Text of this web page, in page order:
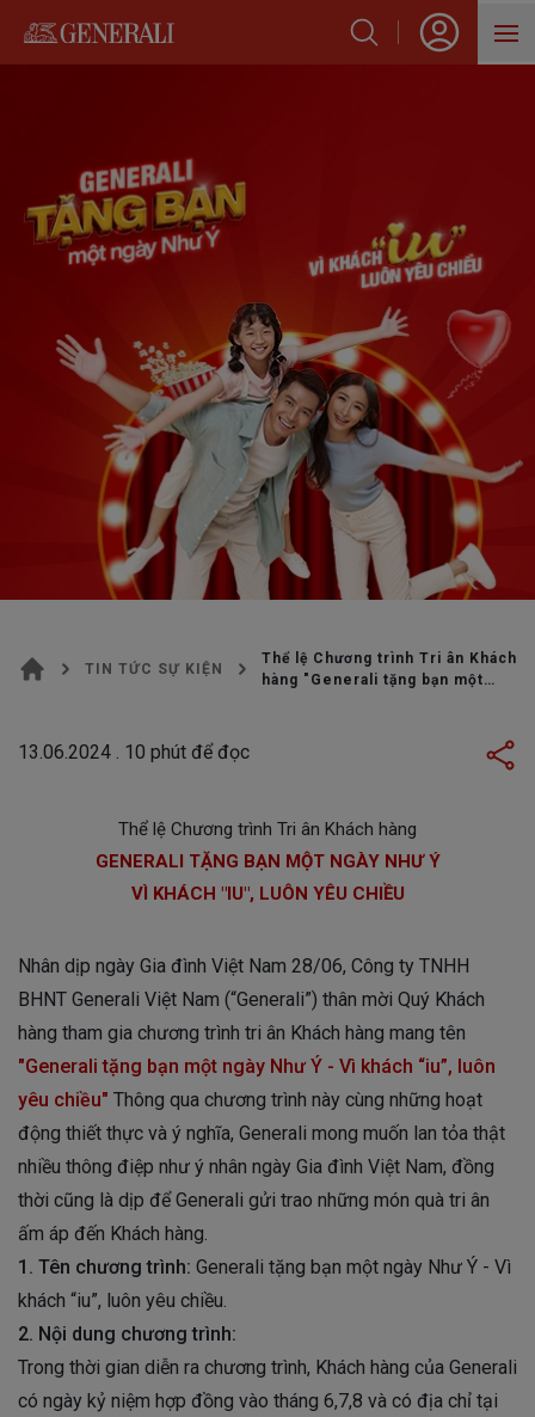
VỀ GENERALI
VỀ TRANG CHỦ
Thể lệ Chương trình Tri ân
TIN TỨC SỰ KIỆN
Thể lệ Chương trình Tri ân Khách
hàng "Generali tặng bạn một
13.06.2024 . 10 phút để đọc
Thể lệ Chương trình Tri ân Khách hàng
GENERALI TẶNG BẠN MỘT NGÀY NHƯ Ý
VÌ KHÁCH "IU", LUÔN YÊU CHIỀU
Nhân dịp ngày Gia đình Việt Nam 28/06, Công ty TNHH
BHNT Generali Việt Nam (“Generali”) thân mời Quý Khách
hàng tham gia chương trình tri ân Khách hàng mang tên
"Generali tặng bạn một ngày Như Ý - Vì khách “iu”, luôn
yêu chiều" Thông qua chương trình này cùng những hoạt
động thiết thực và ý nghĩa, Generali mong muốn lan tỏa thật
nhiều thông điệp như ý nhân ngày Gia đình Việt Nam, đồng
thời cũng là dịp để Generali gửi trao những món quà tri ân
ấm áp đến Khách hàng.
1. Tên chương trình: Generali tặng bạn một ngày Như Ý - Vì
khách “iu”, luôn yêu chiều.
2. Nội dung chương trình:
Trong thời gian diễn ra chương trình, Khách hàng của Generali
có ngày kỷ niệm hợp đồng vào tháng 6,7,8 và có địa chỉ tại